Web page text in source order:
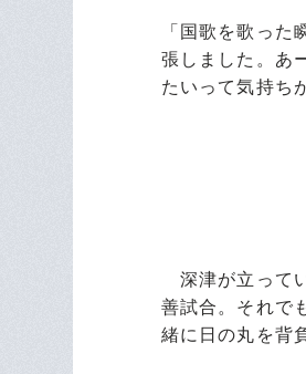
「国歌を歌っ
張しました。あ
たいって気持ち
深津が立って
善試合。それで
緒に日の丸を背